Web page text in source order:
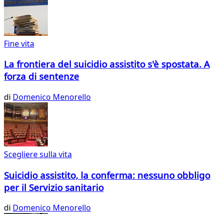
Fine vita
La frontiera del suicidio assistito s'è spostata. A
forza di sentenze
di Domenico Menorello
Scegliere sulla vita
Suicidio assistito, la conferma: nessuno obbligo
per il Servizio sanitario
di Domenico Menorello